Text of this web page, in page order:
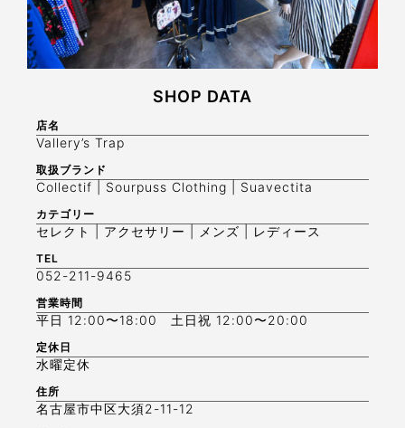
SHOP DATA
店名
Vallery’s Trap
取扱ブランド
Collectif | Sourpuss Clothing | Suavectita
カテゴリー
セレクト | アクセサリー | メンズ | レディース
TEL
052-211-9465
営業時間
平日 12:00〜18:00 土日祝 12:00〜20:00
定休日
水曜定休
住所
名古屋市中区大須2-11-12